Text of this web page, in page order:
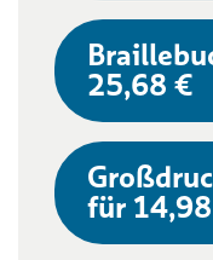
25,68 €
für